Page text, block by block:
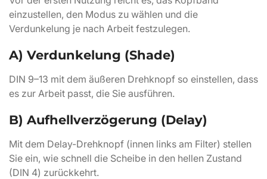
einzustellen, den Modus zu wählen und die
Verdunkelung je nach Arbeit festzulegen.
A) Verdunkelung (Shade)
DIN 9–13 mit dem äußeren Drehknopf so einstellen, dass
es zur Arbeit passt, die Sie ausführen.
B) Aufhellverzögerung (Delay)
Mit dem Delay-Drehknopf (innen links am Filter) stellen
Sie ein, wie schnell die Scheibe in den hellen Zustand
(DIN 4) zurückkehrt.